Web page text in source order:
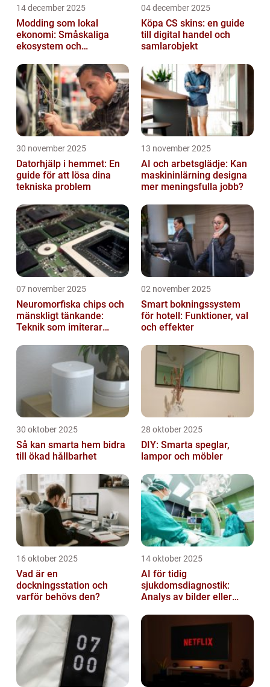
14 december 2025
Modding som lokal
ekonomi: Småskaliga
ekosystem och
04 december 2025
Köpa CS skins: en guide
till digital handel och
samlarobjekt
30 november 2025
Datorhjälp i hemmet: En
guide för att lösa dina
tekniska problem
13 november 2025
AI och arbetsglädje: Kan
maskininlärning designa
mer meningsfulla jobb?
07 november 2025
Neuromorfiska chips och
mänskligt tänkande:
Teknik som imiterar
02 november 2025
Smart bokningssystem
för hotell: Funktioner, val
och effekter
30 oktober 2025
Så kan smarta hem bidra
till ökad hållbarhet
28 oktober 2025
DIY: Smarta speglar,
lampor och möbler
16 oktober 2025
Vad är en
dockningsstation och
varför behövs den?
14 oktober 2025
AI för tidig
sjukdomsdiagnostik:
Analys av bilder eller